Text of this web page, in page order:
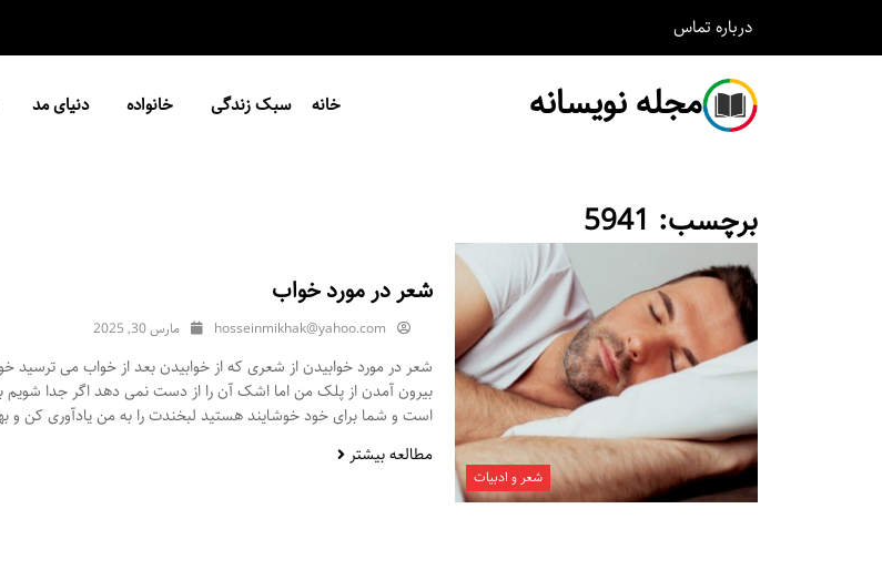
درباره تماس
مجله نویسانه خانه سبک زندگی خانواده دنیای مد
برچسب: 5941
شعر و ادبیات
شعر در مورد خواب
hosseinmikhak@yahoo.com مارس 30, 2025
شعر در مورد خوابیدن از شعری که از خوابیدن بعد از خواب می ترسید
بیرون آمدن از پلک من اما اشک آن را از دست نمی دهد اگر جدا
است و شما برای خود خوشایند هستید لبخندت را به من یادآوری کن و
مطالعه بیشتر